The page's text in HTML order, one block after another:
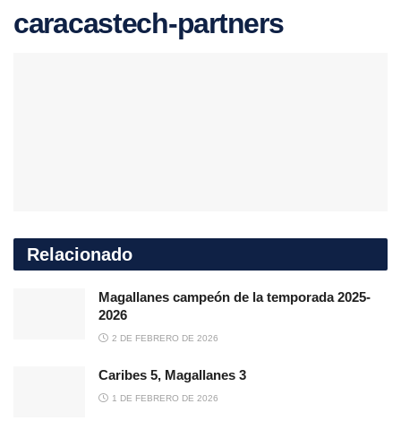
caracastech-partners
Relacionado
Magallanes campeón de la temporada 2025-
2026
2 DE FEBRERO DE 2026
Caribes 5, Magallanes 3
1 DE FEBRERO DE 2026